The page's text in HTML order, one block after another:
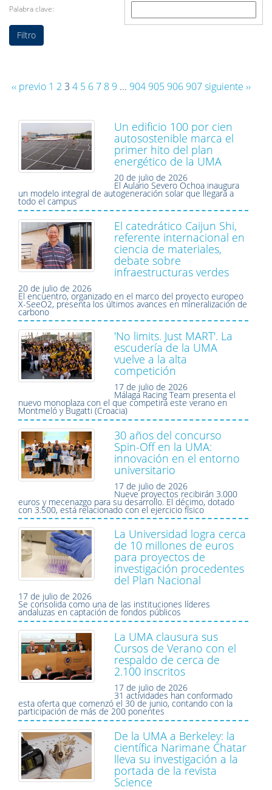
Palabra clave:
‹‹ previo 1 2 3 4 5 67 8 9 ... 904 905 906 907siguiente ››
Un edificio 100 por cien
autosostenible marca el
primer hito del plan
energético de la UMA
20 de julio de 2026
El Aulario Severo Ochoa inaugura
un modelo integral de autogeneración solar que llegará a
todo el campus
El catedrático Caijun Shi,
referente internacional en
ciencia de materiales,
debate sobre
infraestructuras verdes
20 de julio de 2026
El encuentro, organizado en el marco del proyecto europeo
X-SeeO2, presenta los últimos avances en mineralización de
carbono
'No limits. Just MART'. La
escudería de la UMA
vuelve a la alta
competición
17 de julio de 2026
Málaga Racing Team presenta el
nuevo monoplaza con el que competirá este verano en
Montmeló y Bugatti (Croacia)
30 años del concurso
Spin-Off en la UMA:
innovación en el entorno
universitario
17 de julio de 2026
Nueve proyectos recibirán 3.000
euros y mecenazgo para su desarrollo. El décimo, dotado
con 3.500, está relacionado con el ejercicio físico
La Universidad logra cerca
de 10 millones de euros
para proyectos de
investigación procedentes
del Plan Nacional
17 de julio de 2026
Se consolida como una de las instituciones líderes
andaluzas en captación de fondos públicos
La UMA clausura sus
Cursos de Verano con el
respaldo de cerca de
2.100 inscritos
17 de julio de 2026
31 actividades han conformado
esta oferta que comenzó el 30 de junio, contando con la
participación de más de 200 ponentes
De la UMA a Berkeley: la
científica Narimane Chatar
lleva su investigación a la
portada de la revista
Science